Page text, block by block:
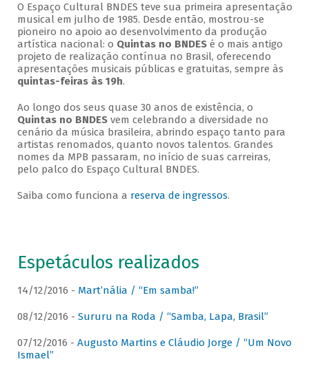
O Espaço Cultural BNDES teve sua primeira apresentação
musical em julho de 1985. Desde então, mostrou-se
pioneiro no apoio ao desenvolvimento da produção
artística nacional: o Quintas no BNDESé o mais antigo
projeto de realização contínua no Brasil, oferecendo
apresentações musicais públicas e gratuitas, sempre às
quintas-feiras às 19h.
Ao longo dos seus quase 30 anos de existência, o
Quintas no BNDESvem celebrando a diversidade no
cenário da música brasileira, abrindo espaço tanto para
artistas renomados, quanto novos talentos. Grandes
nomes da MPB passaram, no início de suas carreiras,
pelo palco do Espaço Cultural BNDES.
Saiba como funciona a reserva de ingressos.
Espetáculos realizados
14/12/2016 - Mart’nália / “Em samba!”
08/12/2016 - Sururu na Roda / “Samba, Lapa, Brasil”
07/12/2016 - Augusto Martins e Cláudio Jorge / “Um Novo
Ismael”